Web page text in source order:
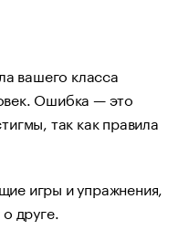
вашего класса
Ошибка — это
так как правила
игры и упражнения,
друге.